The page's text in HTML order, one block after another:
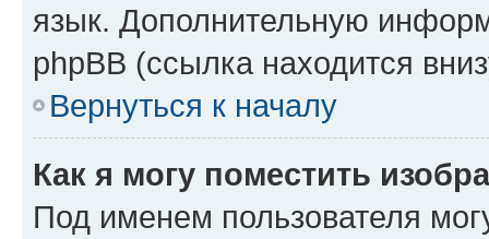
язык. Дополнительную
phpBB (ссылка находится
Вернуться к началу
Как я могу поместить
Под именем пользователя